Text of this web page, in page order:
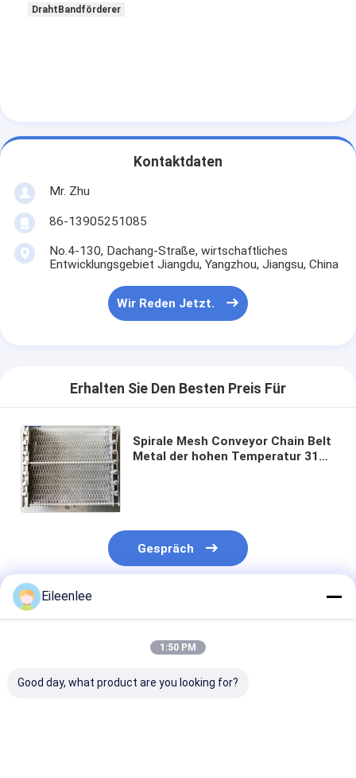
DrahtBandförderer
Kontaktdaten
Mr. Zhu
86-13905251085
No.4-130, Dachang-Straße, wirtschaftliches
Entwicklungsgebiet Jiangdu, Yangzhou, Jiangsu, China
Wir Reden Jetzt.
Erhalten Sie Den Besten Preis Für
Spirale Mesh Conveyor Chain Belt
Metal der hohen Temperatur 314
Gespräch
Empfohlene Produkte
Eileenlee
1:50 PM
Good day, what product are you looking for?